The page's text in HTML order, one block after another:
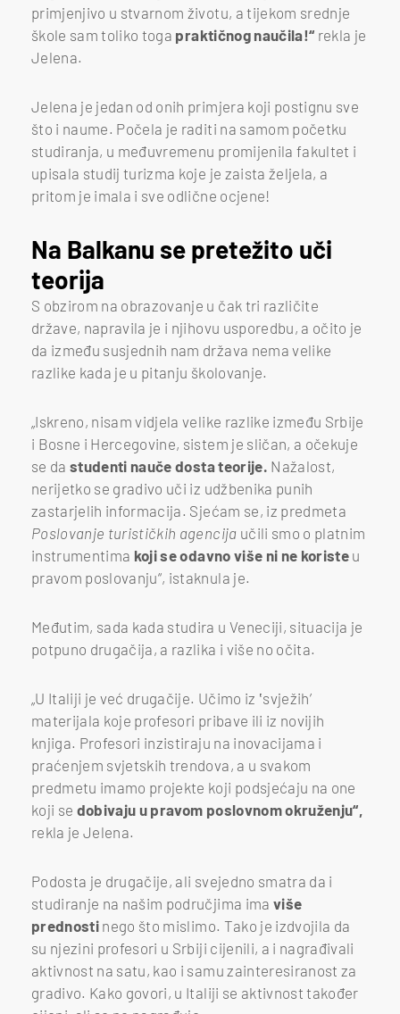
primjenjivo u stvarnom životu, a tijekom srednje
škole sam toliko toga praktičnog naučila!“ rekla je
Jelena.
Jelena je jedan od onih primjera koji postignu sve
što i naume. Počela je raditi na samom početku
studiranja, u međuvremenu promijenila fakultet i
upisala studij turizma koje je zaista željela, a
pritom je imala i sve odlične ocjene!
Na Balkanu se pretežito uči
teorija
S obzirom na obrazovanje u čak tri različite
države, napravila je i njihovu usporedbu, a očito je
da između susjednih nam država nema velike
razlike kada je u pitanju školovanje.
„Iskreno, nisam vidjela velike razlike između Srbije
i Bosne i Hercegovine, sistem je sličan, a očekuje
se dastudenti nauče dosta teorije. Nažalost,
nerijetko se gradivo uči iz udžbenika punih
zastarjelih informacija. Sjećam se, iz predmeta
Poslovanje turističkih agencija učili smo o platnim
instrumentima koji se odavno više ni ne koriste u
pravom poslovanju“, istaknula je.
Međutim, sada kada studira u Veneciji, situacija je
potpuno drugačija, a razlika i više no očita.
„U Italiji je već drugačije. Učimo iz ‛svježih’
materijala koje profesori pribave ili iz novijih
knjiga. Profesori inzistiraju na inovacijama i
praćenjem svjetskih trendova, a u svakom
predmetu imamo projekte koji podsjećaju na one
koji se dobivaju u pravom poslovnom okruženju“,
rekla je Jelena.
Podosta je drugačije, ali svejedno smatra da i
studiranje na našim područjima ima više
prednosti nego što mislimo. Tako je izdvojila da
su njezini profesori u Srbiji cijenili, a i nagrađivali
aktivnost na satu, kao i samu zainteresiranost za
gradivo. Kako govori, u Italiji se aktivnost također